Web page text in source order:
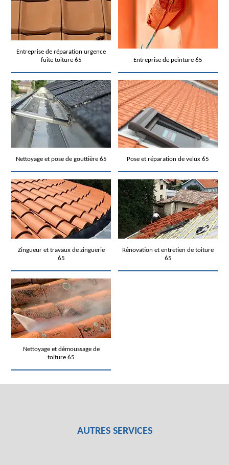
Entreprise de réparation urgence
fuite toiture 65
Entreprise de peinture 65
Nettoyage et pose de gouttière 65 Pose et réparation de velux 65
Zingueur et travaux de zinguerie
65
Rénovation et entretien de toiture
65
Nettoyage et démoussage de
toiture 65
AUTRES SERVICES